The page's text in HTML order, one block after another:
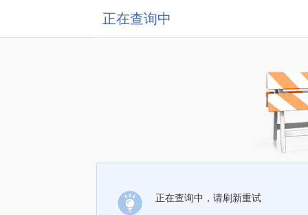
正在查询中
正在查询中，请刷新重试